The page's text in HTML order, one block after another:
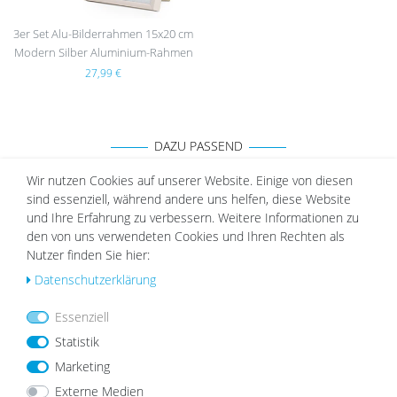
3er Set Alu-Bilderrahmen 15x20 cm
Modern Silber Aluminium-Rahmen
27,99 €
DAZU PASSEND
Wu
nsc
e
Wu
Wir nutzen Cookies auf unserer Website. Einige von diesen
sind essenziell, während andere uns helfen, diese Website
und Ihre Erfahrung zu verbessern. Weitere Informationen zu
den von uns verwendeten Cookies und Ihren Rechten als
Nutzer finden Sie hier:
Daten­schutz­erklärung
Essenziell
Statistik
Marketing
Externe Medien